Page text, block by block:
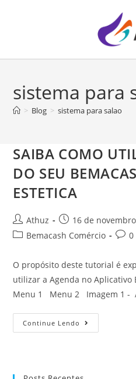
sistema para
> Blog > sistema para salao
SAIBA COMO
DO SEU
ESTETICA
Athuz
16 de
Bemacash Comércio
0
O propósito deste tutorial é
utilizar a Agenda no Aplicativo
Menu 1 Menu 2 Imagem 1 -
Continue Lendo